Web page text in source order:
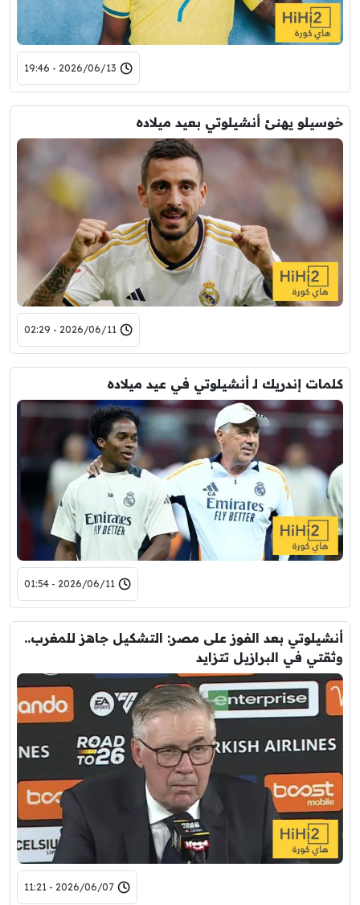
2026/06/13 - 19:46
خوسيلو يهنئ أنشيلوتي بعيد ميلاده
2026/06/11 - 02:29
كلمات إندريك لـ أنشيلوتي في عيد ميلاده
2026/06/11 - 01:54
أنشيلوتي بعد الفوز على مصر: التشكيل جاهز للمغرب..
وثقتي في البرازيل تتزايد
2026/06/07 - 11:21